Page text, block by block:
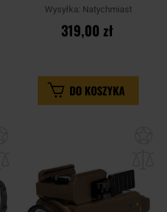
Wysyłka: Natychmiast
319,00 zł
DO KOSZYKA
schowka